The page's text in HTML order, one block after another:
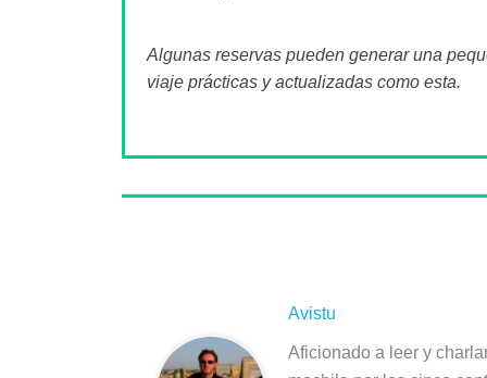
Algunas reservas pueden generar una
viaje prácticas y actualizadas como esta.
Avistu
Aficionado a leer y